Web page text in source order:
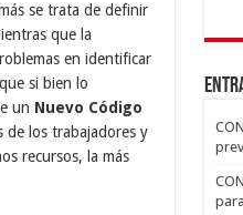
se trata de definir
que la
en identificar
si bien lo
un Nuevo Código
de los trabajadores y
recursos, la más